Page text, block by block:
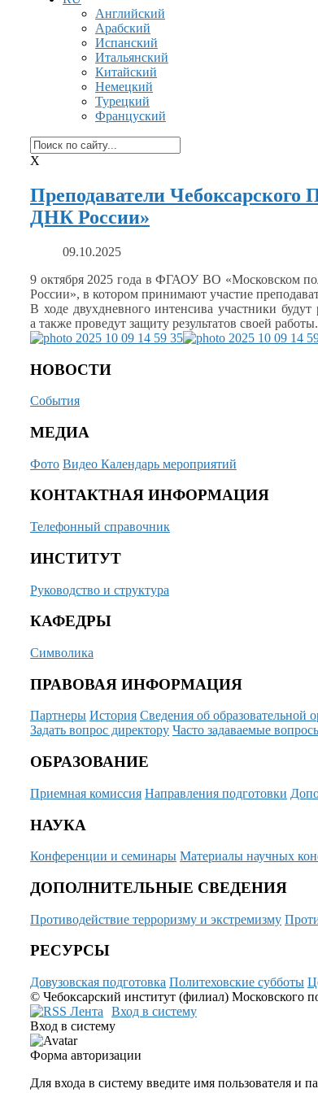
Английский
Арабский
Испанский
Итальянский
Китайский
Немецкий
Турецкий
Француский
X
Преподаватели Чебоксарского
ДНК России»
09.10.2025
9 октября 2025 года в ФГАОУВО «Московском
России», в котором принимают участие
В ходе двухдневного интенсива участники будут
а также проведут защиту результатов своей работы.
НОВОСТИ
События
МЕДИА
Фото Видео Календарь мероприятий
КОНТАКТНАЯ ИНФОРМАЦИЯ
Телефонный справочник
ИНСТИТУТ
Руководство и структура
КАФЕДРЫ
Символика
ПРАВОВАЯ ИНФОРМАЦИЯ
Партнеры История Сведения об образовательной
Задать вопрос директору Часто задаваемые
ОБРАЗОВАНИЕ
Приемная комиссия Направления подготовки
НАУКА
Конференции и семинары Материалы научных
ДОПОЛНИТЕЛЬНЫЕ СВЕДЕНИЯ
Противодействие терроризму и экстремизму
РЕСУРСЫ
Довузовская подготовка Политеховские субботы
© Чебоксарский институт (филиал) Московского
Вход в систему
Вход в систему
Форма авторизации
Для входа в систему введите имя пользователя и